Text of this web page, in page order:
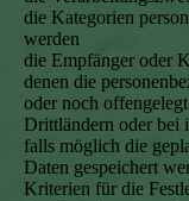
die Kategorien
werden
die Empfänger oder
denen die
oder noch
Drittländern oder bei
falls möglich die
Daten gespeichert
Kriterien für die